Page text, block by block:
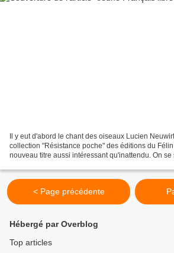
Il y eut d'abord le chant des oiseaux Lucien
collection "Résistance poche" des éditions du
nouveau titre aussi intéressant qu'inattendu. On
< Page précédente
Hébergé par Overblog
Top articles